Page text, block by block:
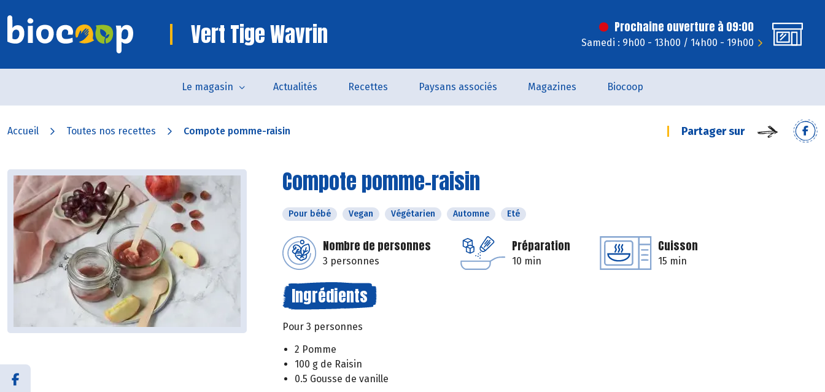
Vert Tige Wavrin Prochaine ouverture à 09:00
Samedi : 9h00 - 13h00 / 14h00 - 19h00
Le magasin Actualités Recettes Paysans associés Magazines Biocoop
Accueil Toutes nos recettes Compote pomme-raisin Partager sur
Compote pomme-raisin
Pour bébé Vegan Végétarien Automne Eté
Nombre de personnes
3 personnes
Préparation
10 min
Cuisson
15 min
Ingrédients
Pour 3 personnes
2 Pomme
100 g de Raisin
0.5 Gousse de vanille